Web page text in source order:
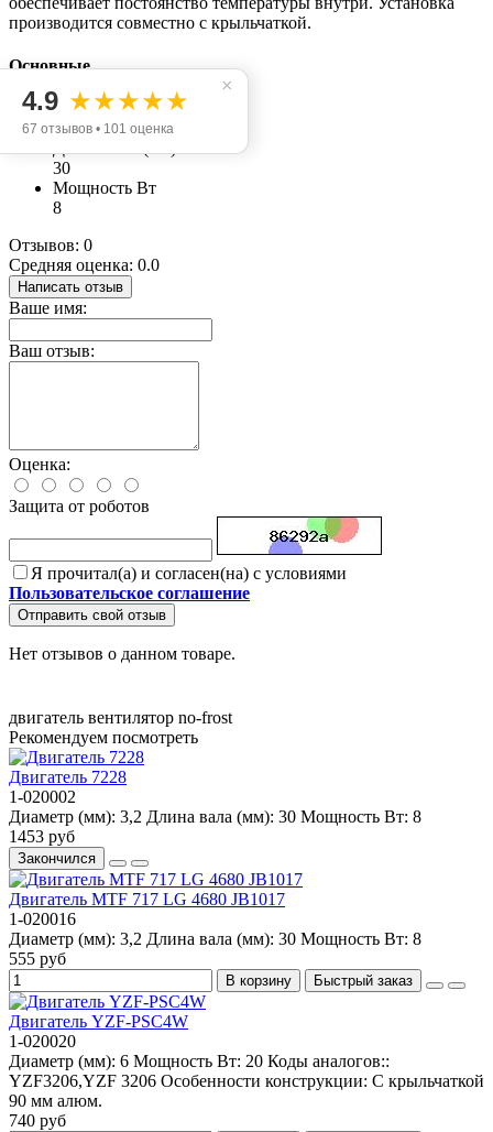
производится совместно с крыльчаткой.
Основные
Диаметр (мм)
3,2
Длина вала (мм)
30
Мощность Вт
8
Отзывов: 0
Средняя оценка: 0.0
Написать отзыв
Ваше имя:
Ваш отзыв:
Оценка:
Защита от роботов
Я прочитал(а) и согласен(на) с условиями
Пользовательское соглашение
Отправить свой отзыв
Нет отзывов о данном товаре.
двигатель вентилятор no-frost
Рекомендуем посмотреть
Двигатель 7228
1-020002
Диаметр (мм): 3,2 Длина вала (мм): 30 Мощность Вт: 8
1453 руб
Закончился
Двигатель MTF 717 LG 4680 JB1017
1-020016
Диаметр (мм): 3,2 Длина вала (мм): 30 Мощность Вт: 8
555 руб
В корзину Быстрый заказ
Двигатель YZF-PSC4W
1-020020
Диаметр (мм): 6 Мощность Вт: 20 Коды аналогов::
YZF3206,YZF 3206 Особенности конструкции: С крыльчаткой
90 мм алюм.
740 руб
×
4.9 ★★★★★
67 отзывов • 101 оценка